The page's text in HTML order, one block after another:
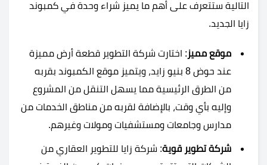
التالية ستتعرف على أهم ما يميز شراء وحدة في كمبوند
زايا الجديد.
موقع مميز : اختارت شركة التطوير قطعة أرض مميزة
عند حوض 8 بنيو زايد، ويتميز موقع الكمبوند بقربه
من الطرق الرئيسية مما يسهل التنقل من المشروع
وإليه بأي وقت، بالإضافة لقربه من مناطق الخدمات من
مدارس وجامعات ومستشفيات ومولات وغيرهم.
شركة تطوير قوية: شركة زايا للتطوير العقاري من